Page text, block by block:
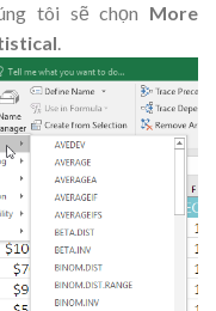
tôi sẽ chọn More
.